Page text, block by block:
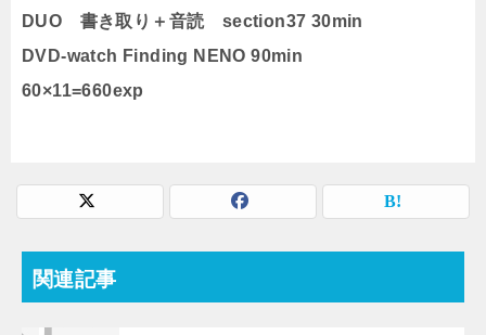
DUO 書き取り＋音読 section37 30min
DVD-watch Finding NENO 90min
60×11=660exp
関連記事